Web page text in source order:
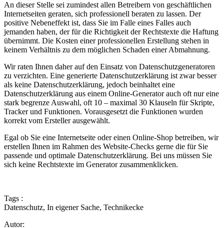
An dieser Stelle sei zumindest allen Betreibern von geschäftlichen
Internetseiten geraten, sich professionell beraten zu lassen. Der
positive Nebeneffekt ist, dass Sie im Falle eines Falles auch
jemanden haben, der für die Richtigkeit der Rechtstexte die Haftung
übernimmt. Die Kosten einer professionellen Erstellung stehen in
keinem Verhältnis zu dem möglichen Schaden einer Abmahnung.
Wir raten Ihnen daher auf den Einsatz von Datenschutzgeneratoren
zu verzichten. Eine generierte Datenschutzerklärung ist zwar besser
als keine Datenschutzerklärung, jedoch beinhaltet eine
Datenschutzerklärung aus einem Online-Generator auch oft nur eine
stark begrenze Auswahl, oft 10 – maximal 30 Klauseln für Skripte,
Tracker und Funktionen. Vorausgesetzt die Funktionen wurden
korrekt vom Ersteller ausgewählt.
Egal ob Sie eine Internetseite oder einen Online-Shop betreiben, wir
erstellen Ihnen im Rahmen des Website-Checks gerne die für Sie
passende und optimale Datenschutzerklärung. Bei uns müssen Sie
sich keine Rechtstexte im Generator zusammenklicken.
Tags :
Datenschutz, In eigener Sache, Technikecke
Autor: